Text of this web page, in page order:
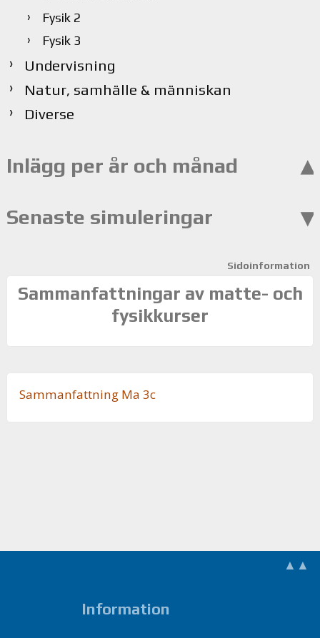
Fysik 2
Fysik 3
Undervisning
Natur, samhälle & människan
Diverse
Inlägg per år och månad
Senaste simuleringar
Sidoinformation
Sammanfattningar av matte- och
fysikkurser
Sam­man­fatt­ning Ma 3c
▲▲
Information